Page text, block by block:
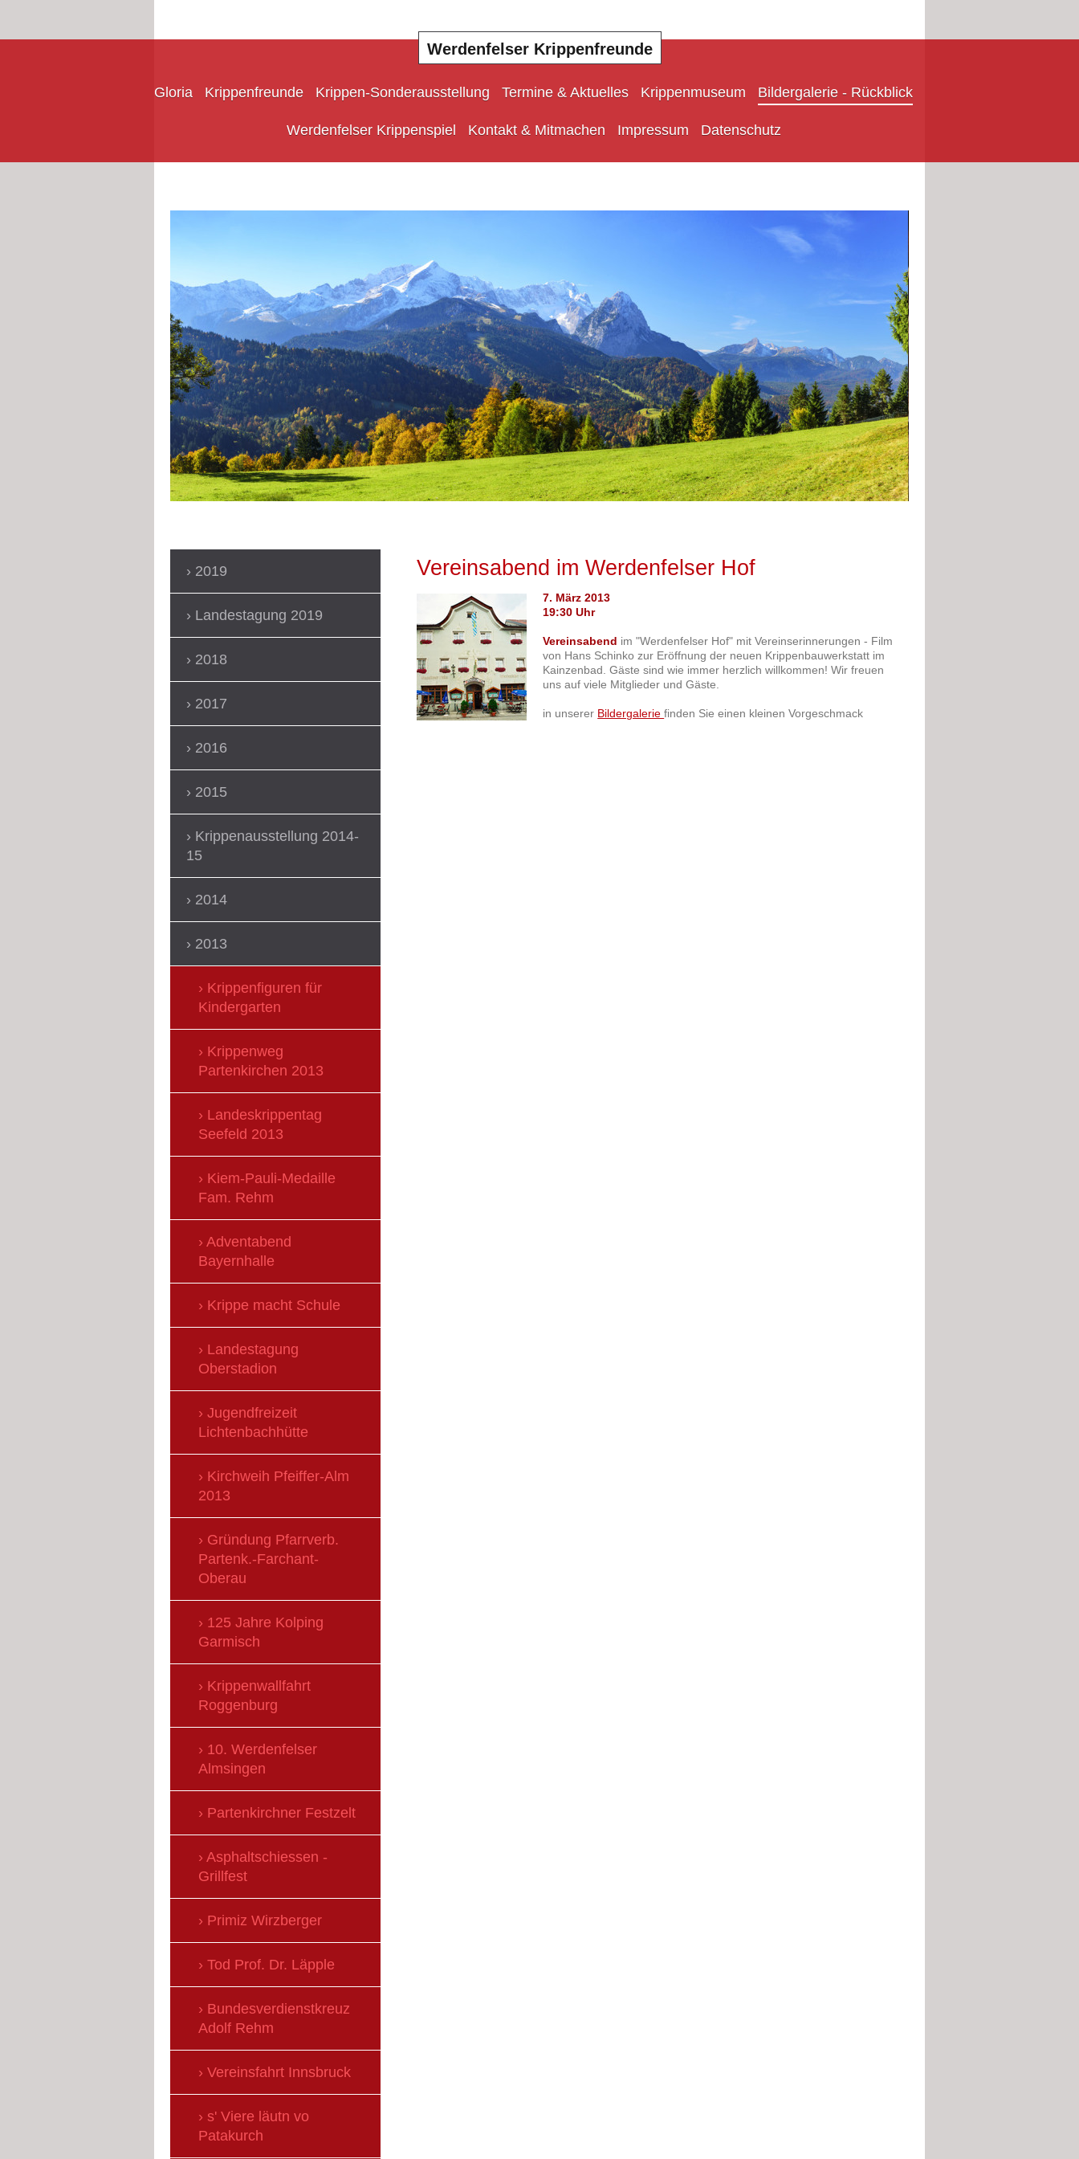
Werdenfelser Krippenfreunde
Gloria Krippenfreunde Krippen-Sonderausstellung Termine & Aktuelles Krippenmuseum Bildergalerie - Rückblick
Werdenfelser Krippenspiel Kontakt & Mitmachen Impressum Datenschutz
Vereinsabend im Werdenfelser Hof
7. März 2013
19:30 Uhr
Vereinsabend im "Werdenfelser Hof" mit Vereinserinnerungen - Film
von Hans Schinko zur Eröffnung der neuen Krippenbauwerkstatt im
Kainzenbad. Gäste sind wie immer herzlich willkommen! Wir freuen
uns auf viele Mitglieder und Gäste.
in unserer Bildergaleriefinden Sie einen kleinen Vorgeschmack
2019
Landestagung 2019
2018
2017
2016
2015
Krippenausstellung 2014-
15
2014
2013
Krippenfiguren für
Kindergarten
Krippenweg
Partenkirchen 2013
Landeskrippentag
Seefeld 2013
Kiem-Pauli-Medaille
Fam. Rehm
Adventabend
Bayernhalle
Krippe macht Schule
Landestagung
Oberstadion
Jugendfreizeit
Lichtenbachhütte
Kirchweih Pfeiffer-Alm
2013
Gründung Pfarrverb.
Partenk.-Farchant-
Oberau
125 Jahre Kolping
Garmisch
Krippenwallfahrt
Roggenburg
10. Werdenfelser
Almsingen
Partenkirchner Festzelt
Asphaltschiessen -
Grillfest
Primiz Wirzberger
Tod Prof. Dr. Läpple
Bundesverdienstkreuz
Adolf Rehm
Vereinsfahrt Innsbruck
s' Viere läutn vo
Patakurch